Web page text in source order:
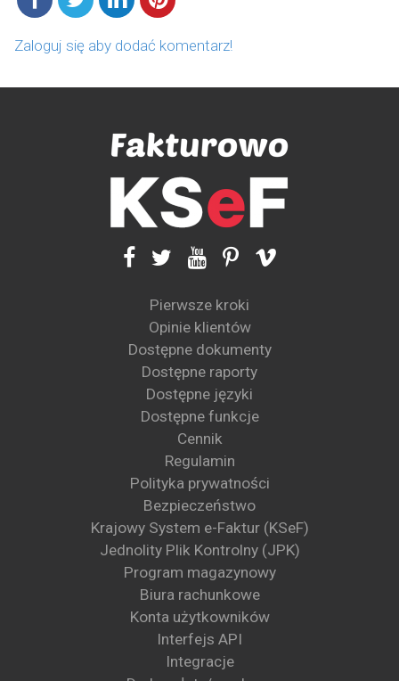
Zaloguj się aby dodać komentarz!
Pierwsze kroki
Opinie klientów
Dostępne dokumenty
Dostępne raporty
Dostępne języki
Dostępne funkcje
Cennik
Regulamin
Polityka prywatności
Bezpieczeństwo
Krajowy System e-Faktur (KSeF)
Jednolity Plik Kontrolny (JPK)
Program magazynowy
Biura rachunkowe
Konta użytkowników
Interfejs API
Integracje